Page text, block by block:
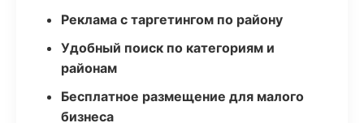
Реклама с таргетингом по району
Удобный поиск по категориям и
районам
Бесплатное размещение для малого
бизнеса